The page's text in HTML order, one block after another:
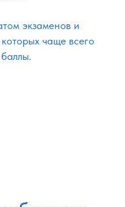
экзаменов и
чаще всего